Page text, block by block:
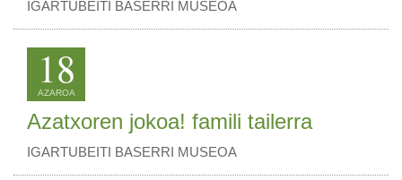
IGARTUBEITI BASERRI MUSEOA
18
AZAROA
Azatxoren jokoa! famili tailerra
IGARTUBEITI BASERRI MUSEOA